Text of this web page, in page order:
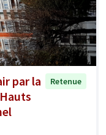
par la
Retenue